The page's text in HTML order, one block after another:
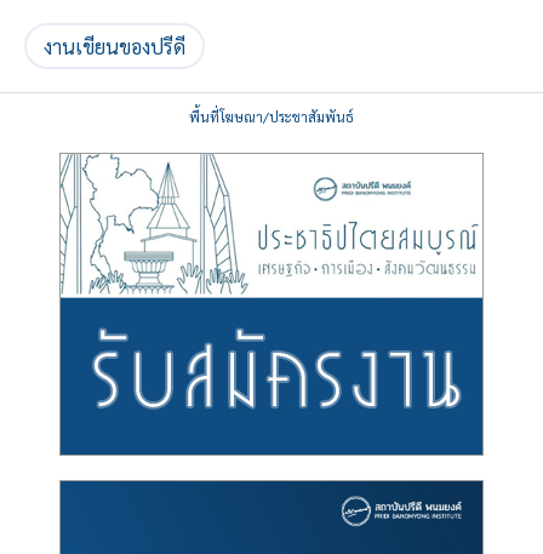
งานเขียนของปรีดี
พื้นที่โฆษณา/ประชาสัมพันธ์